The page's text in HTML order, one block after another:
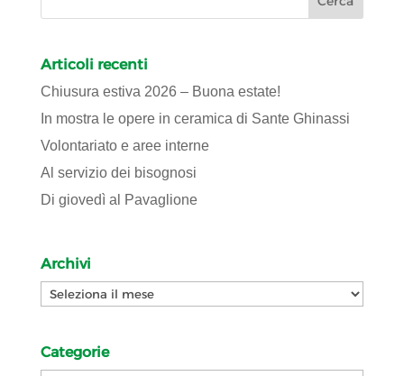
Articoli recenti
Chiusura estiva 2026 – Buona estate!
In mostra le opere in ceramica di Sante Ghinassi
Volontariato e aree interne
Al servizio dei bisognosi
Di giovedì al Pavaglione
Archivi
Archivi
Categorie